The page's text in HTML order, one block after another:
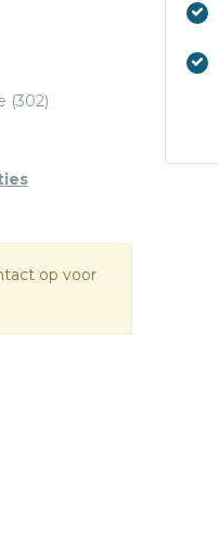
(302)
op voor